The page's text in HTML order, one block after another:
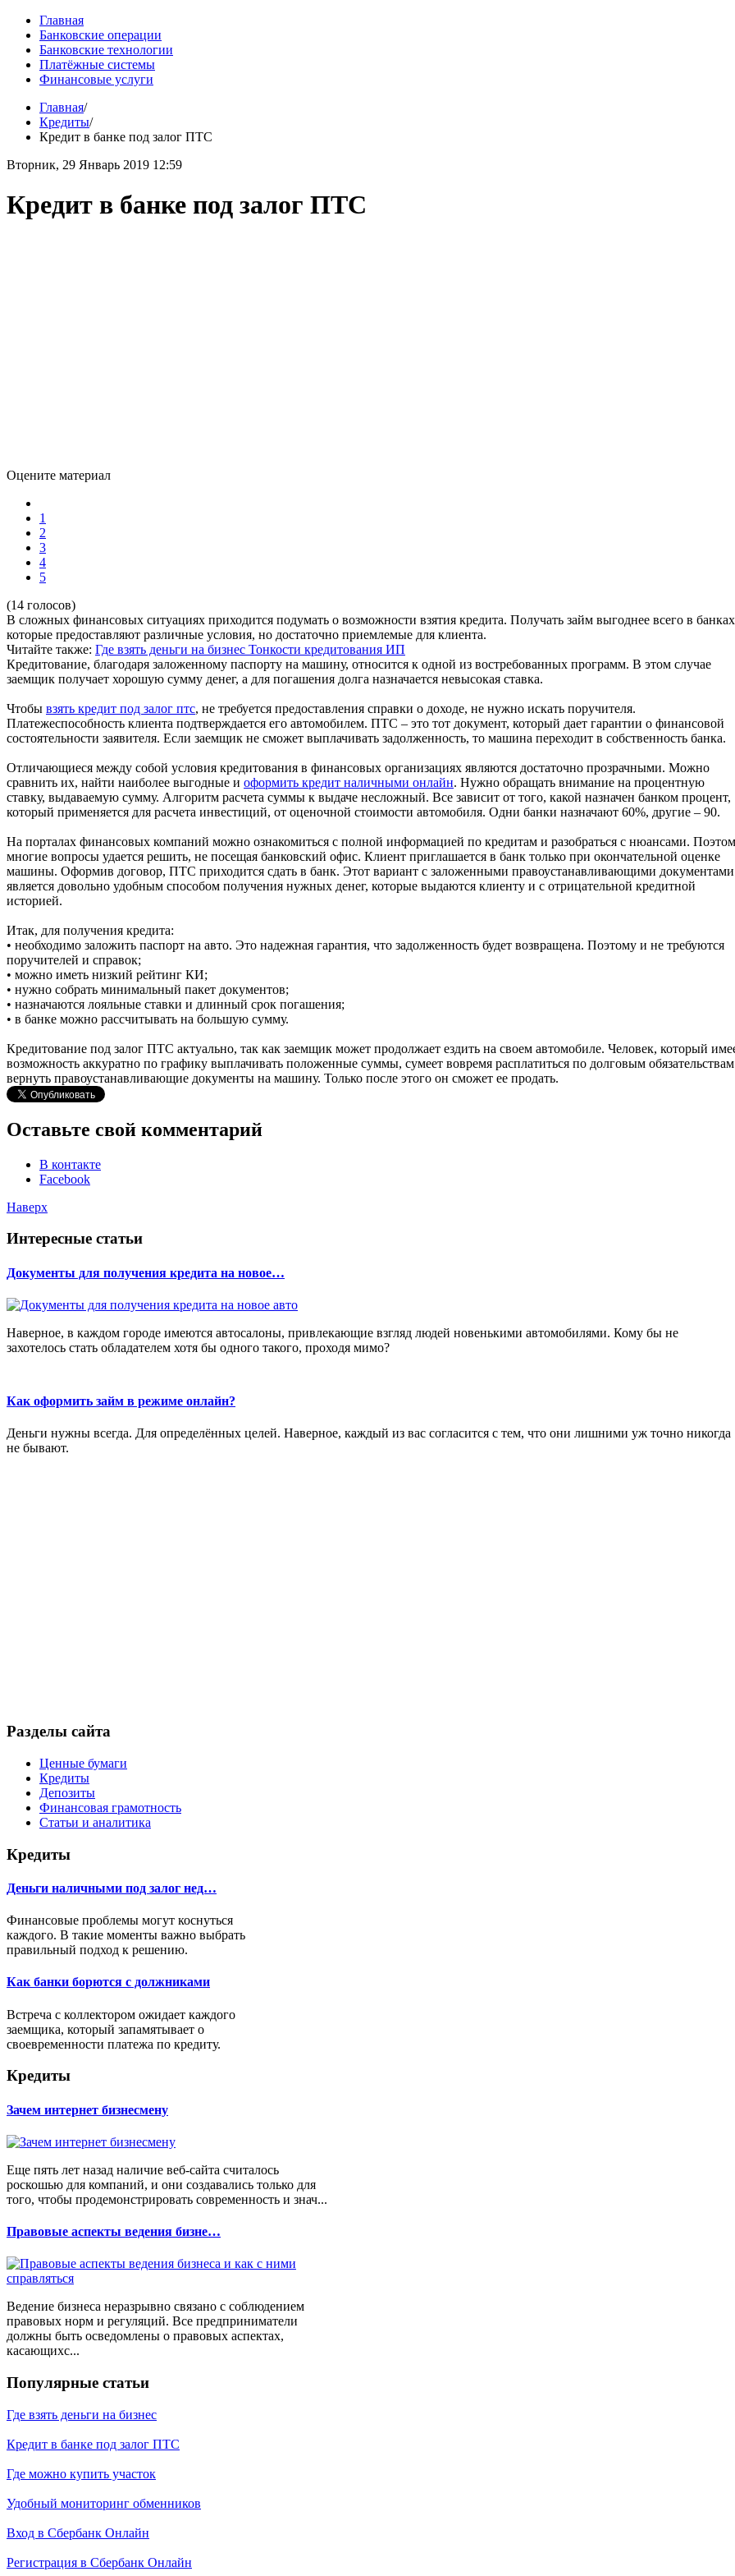
Главная
Банковские операции
Банковские технологии
Платёжные системы
Финансовые услуги
Главная/
Кредиты/
Кредит в банке под залог ПТС
Вторник, 29 Январь 2019 12:59
Кредит в банке под залог ПТС
Оцените материал
1
2
3
4
5
(14 голосов)
В сложных финансовых ситуациях приходится подумать о возможности взятия кредита. Получать займ выгоднее всего в
которые предоставляют различные условия, но достаточно приемлемые для клиента.
Читайте также: Где взять деньги на бизнес Тонкости кредитования ИП
Кредитование, благодаря заложенному паспорту на машину, относится к одной из востребованных программ. В этом случае
заемщик получает хорошую сумму денег, а для погашения долга назначается невысокая ставка.
Чтобы взять кредит под залог птс, не требуется предоставления справки о доходе, не нужно искать поручителя.
Платежеспособность клиента подтверждается его автомобилем. ПТС – это тот документ, который дает гарантии о финансовой
состоятельности заявителя. Если заемщик не сможет выплачивать задолженность, то машина переходит в собственность банка.
Отличающиеся между собой условия кредитования в финансовых организациях являются достаточно прозрачными. Можно
сравнить их, найти наиболее выгодные и оформить кредит наличными онлайн. Нужно обращать внимание на процентную
ставку, выдаваемую сумму. Алгоритм расчета суммы к выдаче несложный. Все зависит от того, какой назначен банком процент,
который применяется для расчета инвестиций, от оценочной стоимости автомобиля. Одни банки назначают 60%, другие – 90.
На порталах финансовых компаний можно ознакомиться с полной информацией по кредитам и разобраться с нюансами.
многие вопросы удается решить, не посещая банковский офис. Клиент приглашается в банк только при окончательной оценке
машины. Оформив договор, ПТС приходится сдать в банк. Этот вариант с заложенными правоустанавливающими документами
является довольно удобным способом получения нужных денег, которые выдаются клиенту и с отрицательной кредитной
историей.
Итак, для получения кредита:
• необходимо заложить паспорт на авто. Это надежная гарантия, что задолженность будет возвращена. Поэтому и не требуются
поручителей и справок;
• можно иметь низкий рейтинг КИ;
• нужно собрать минимальный пакет документов;
• назначаются лояльные ставки и длинный срок погашения;
• в банке можно рассчитывать на большую сумму.
Кредитование под залог ПТС актуально, так как заемщик может продолжает ездить на своем автомобиле. Человек, который
возможность аккуратно по графику выплачивать положенные суммы, сумеет вовремя расплатиться по долговым
вернуть правоустанавливающие документы на машину. Только после этого он сможет ее продать.
Оставьте свой комментарий
В контакте
Facebook
Наверх
Интересные статьи
Документы для получения кредита на новое…
Наверное, в каждом городе имеются автосалоны, привлекающие взгляд людей новенькими автомобилями. Кому бы не
захотелось стать обладателем хотя бы одного такого, проходя мимо?
Как оформить займ в режиме онлайн?
Деньги нужны всегда. Для определённых целей. Наверное, каждый из вас согласится с тем, что они лишними уж точно никогда
не бывают.
Разделы сайта
Ценные бумаги
Кредиты
Депозиты
Финансовая грамотность
Статьи и аналитика
Кредиты
Деньги наличными под залог нед…
Финансовые проблемы могут коснуться
каждого. В такие моменты важно выбрать
правильный подход к решению.
Как банки борются с должниками
Встреча с коллектором ожидает каждого
заемщика, который запамятывает о
своевременности платежа по кредиту.
Кредиты
Зачем интернет бизнесмену
Еще пять лет назад наличие веб-сайта считалось
роскошью для компаний, и они создавались только для
того, чтобы продемонстрировать современность и знач...
Правовые аспекты ведения бизне…
Ведение бизнеса неразрывно связано с соблюдением
правовых норм и регуляций. Все предприниматели
должны быть осведомлены о правовых аспектах,
касающихс...
Популярные статьи
Где взять деньги на бизнес
Кредит в банке под залог ПТС
Где можно купить участок
Удобный мониторинг обменников
Вход в Сбербанк Онлайн
Регистрация в Сбербанк Онлайн